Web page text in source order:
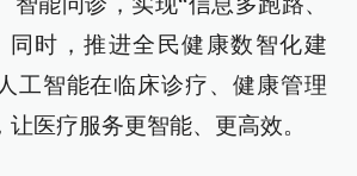
同时，推进全民健康数智化建
工智能在临床诊疗、健康管理
医疗服务更智能、更高效。